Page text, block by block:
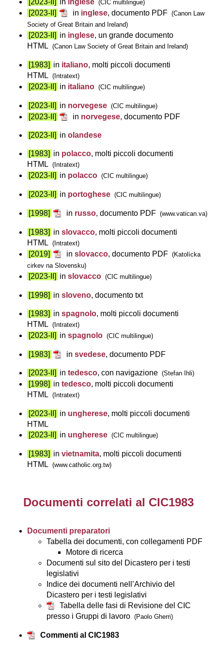
[2023-II] in inglese (CIC multilingue)
[2023-II] in inglese, documento PDF (Canon Law
Society of Great Britain and Ireland)
[2023-II] in inglese, un grande documento
HTML (Canon Law Society of Great Britain and Ireland)
[1983] in italiano, molti piccoli documenti
HTML (Intratext)
[2023-II] in italiano (CIC multilingue)
[2023-II] in norvegese (CIC multilingue)
[2023-II] in norvegese, documento PDF
[2023-II] inolandese
[1983] in polacco, molti piccoli documenti
HTML (Intratext)
[2023-II] in polacco (CIC multilingue)
[2023-II] in portoghese (CIC multilingue)
[1998] in russo, documento PDF (www.vatican.va)
[1983] inslovacco, molti piccoli documenti
HTML (Intratext)
[2019] inslovacco, documento PDF (Katolícka
cirkev na Slovensku)
[2023-II] inslovacco (CIC multilingue)
[1998] insloveno, documento txt
[1983] inspagnolo, molti piccoli documenti
HTML (Intratext)
[2023-II] inspagnolo (CIC multilingue)
[1983] insvedese, documento PDF
[2023-II] intedesco, con navigazione (Stefan Ihli)
[1998] intedesco, molti piccoli documenti
HTML (Intratext)
[2023-II] in ungherese, molti piccoli documenti
HTML
[2023-II] in ungherese (CIC multilingue)
[1983] invietnamita, molti piccoli documenti
HTML (www.catholic.org.tw)
Documenti correlati al CIC1983
Documenti preparatori
Tabella dei documenti, con collegamenti PDF
Motore di ricerca
Documenti sul sito del Dicastero per i testi
legislativi
Indice dei documenti nell’Archivio del
Dicastero per i testi legislativi
Tabella delle fasi di Revisione del CIC
presso i Gruppi di lavoro (Paolo Gherri)
Commenti al CIC1983